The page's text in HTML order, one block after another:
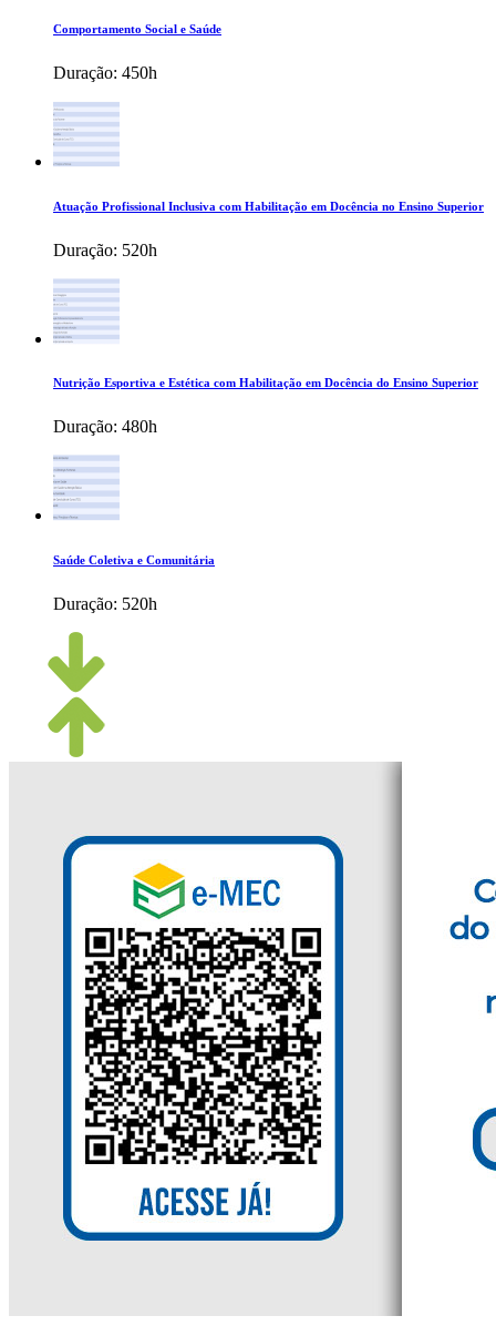
Comportamento Social e Saúde
Duração: 450h
Atuação Profissional Inclusiva com Habilitação em Docência no Ensino Superior
Duração: 520h
Nutrição Esportiva e Estética com Habilitação em Docência do Ensino Superior
Duração: 480h
Saúde Coletiva e Comunitária
Duração: 520h